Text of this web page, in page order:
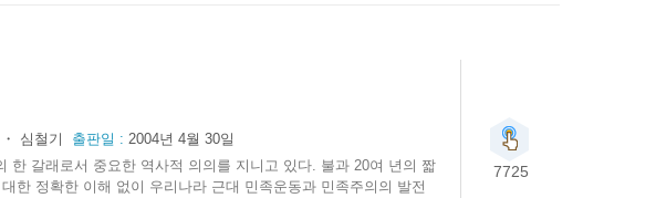
심철기 출판일 : 2004년 4월 30일
한 갈래로서 중요한 역사적 의의를 지니고 있다. 불과 20여 년의 짧
한 정확한 이해 없이 우리나라 근대 민족운동과 민족주의의 발전
7725